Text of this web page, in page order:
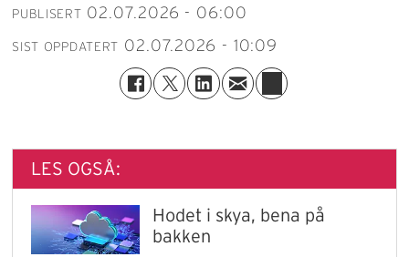
PUBLISERT 02.07.2026 - 06:00
SIST OPPDATERT 02.07.2026 - 10:09
LES OGSÅ:
Hodet i skya, bena på
bakken